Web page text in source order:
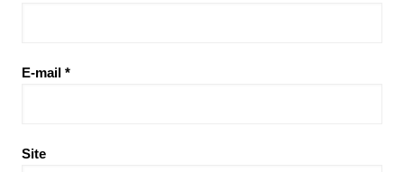
E-mail *
Site